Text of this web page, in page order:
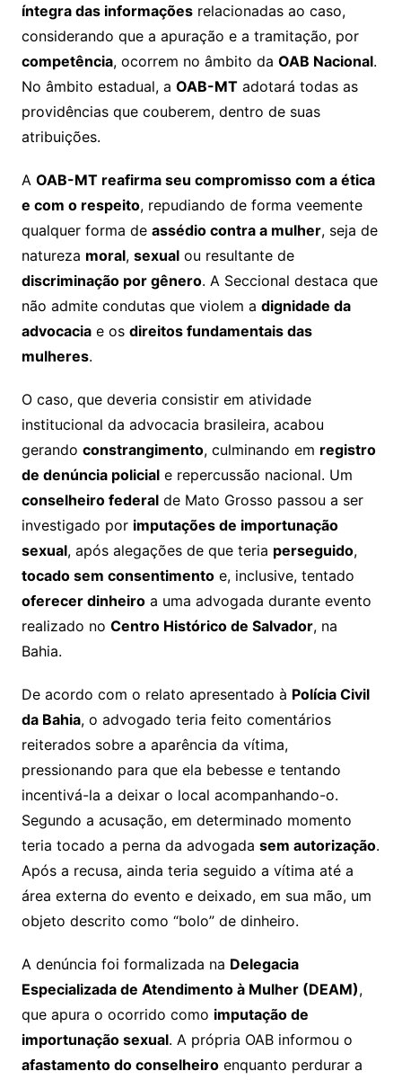
íntegra das informaçõesrelacionadas ao caso,
considerando que a apuração e a tramitação, por
competência, ocorrem no âmbito da OAB Nacional.
No âmbito estadual, a OAB-MTadotará todas as
providências que couberem, dentro de suas
atribuições.
A OAB-MT reafirma seu compromisso com a ética
e com o respeito, repudiando de forma veemente
qualquer forma de assédio contra a mulher, seja de
natureza moral, sexualou resultante de
discriminação por gênero. A Seccional destaca que
não admite condutas que violem a dignidade da
advocaciae os direitos fundamentais das
mulheres.
O caso, que deveria consistir em atividade
institucional da advocacia brasileira, acabou
gerando constrangimento, culminando em registro
de denúncia policiale repercussão nacional. Um
conselheiro federalde Mato Grosso passou a ser
investigado por imputações de importunação
sexual, após alegações de que teria perseguido,
tocado sem consentimentoe, inclusive, tentado
oferecer dinheiroa uma advogada durante evento
realizado no Centro Histórico de Salvador, na
Bahia.
De acordo com o relato apresentado à Polícia Civil
da Bahia, o advogado teria feito comentários
reiterados sobre a aparência da vítima,
pressionando para que ela bebesse e tentando
incentivá-la a deixar o local acompanhando-o.
Segundo a acusação, em determinado momento
teria tocado a perna da advogada sem autorização.
Após a recusa, ainda teria seguido a vítima até a
área externa do evento e deixado, em sua mão, um
objeto descrito como “bolo” de dinheiro.
A denúncia foi formalizada na Delegacia
Especializada de Atendimento à Mulher (DEAM),
que apura o ocorrido como imputação de
importunação sexual. A própria OAB informou o
afastamento do conselheiroenquanto perdurar a